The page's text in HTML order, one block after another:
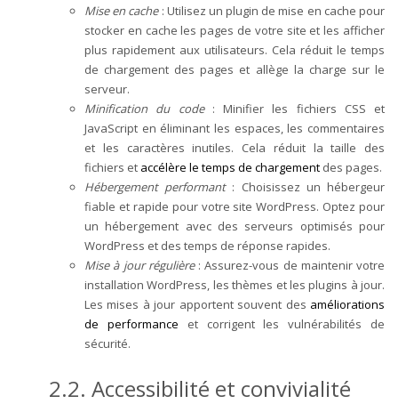
Mise en cache: Utilisez un plugin de mise en cache pour
stocker en cache les pages de votre site et les afficher
plus rapidement aux utilisateurs. Cela réduit le temps
de chargement des pages et allège la charge sur le
serveur.
Minification du code: Minifier les fichiers CSS et
JavaScript en éliminant les espaces, les commentaires
et les caractères inutiles. Cela réduit la taille des
fichiers et accélère le temps de chargement des pages.
Hébergement performant: Choisissez un hébergeur
fiable et rapide pour votre site WordPress. Optez pour
un hébergement avec des serveurs optimisés pour
WordPress et des temps de réponse rapides.
Mise à jour régulière: Assurez-vous de maintenir votre
installation WordPress, les thèmes et les plugins à jour.
Les mises à jour apportent souvent des améliorations
de performance et corrigent les vulnérabilités de
sécurité.
2.2. Accessibilité et convivialité